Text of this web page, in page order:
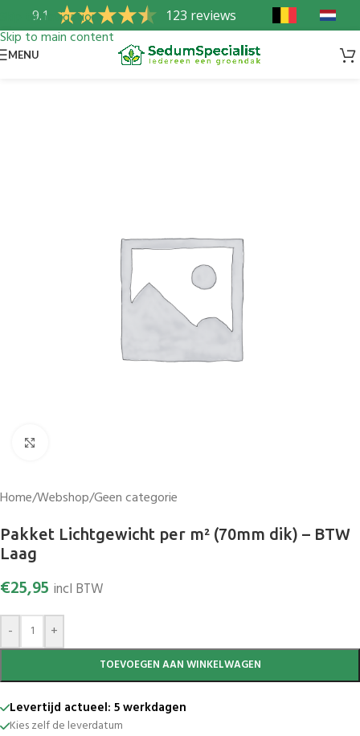
Skip to navigation
Skip to main content
9.1 123 reviews
MENU
Home/Webshop/Geen categorie
Pakket Lichtgewicht per m² (70mm dik) – BTW
Laag
€25,95 incl BTW
- +
TOEVOEGEN AAN WINKELWAGEN
Levertijd actueel: 5 werkdagen
Kies zelf de leverdatum